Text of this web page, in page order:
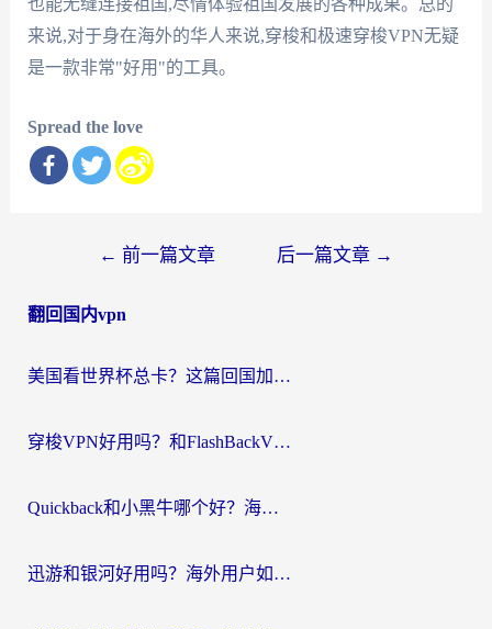
来说,对于身在海外的华人来说,穿梭和极速穿梭VPN无疑
是一款非常"好用"的工具。
Spread the love
导
← 前一篇文章 后一篇文章 →
翻回国内vpn
美国看世界杯总卡？这篇回国加速器指南帮你无缝刷国内资源（附苹果手机VPN设置步骤）
穿梭VPN好用吗？和FlashBackVPN对比哪个回国效果更好？
Quickback和小黑牛哪个好？海外党亲测指南，选对回国加速器秒回国内
迅游和银河好用吗？海外用户如何选择回国加速器实现无缝访问国内资源